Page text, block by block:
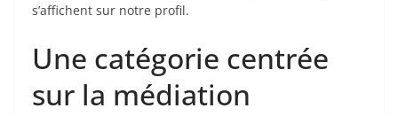
s’affichent sur notre profil.
Une catégorie centrée
sur la médiation